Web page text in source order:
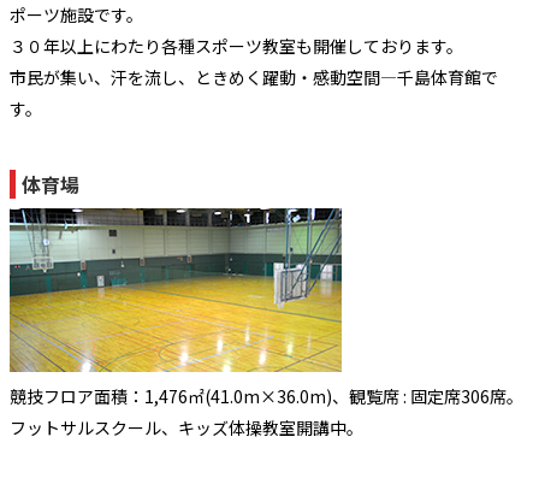
ポーツ施設です。
３０年以上にわたり各種スポーツ教室も開催しております。
市民が集い、汗を流し、ときめく躍動・感動空間―千島体育館で
す。
体育場
競技フロア面積：1,476㎡(41.0m×36.0m)、観覧席 : 固定席306席。
フットサルスクール、キッズ体操教室開講中。